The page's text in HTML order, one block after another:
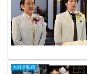
大好き映画